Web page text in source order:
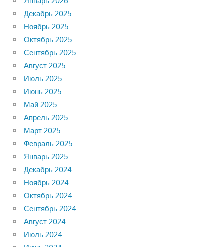
Декабрь 2025
Ноябрь 2025
Октябрь 2025
Сентябрь 2025
Август 2025
Июль 2025
Июнь 2025
Май 2025
Апрель 2025
Март 2025
Февраль 2025
Январь 2025
Декабрь 2024
Ноябрь 2024
Октябрь 2024
Сентябрь 2024
Август 2024
Июль 2024